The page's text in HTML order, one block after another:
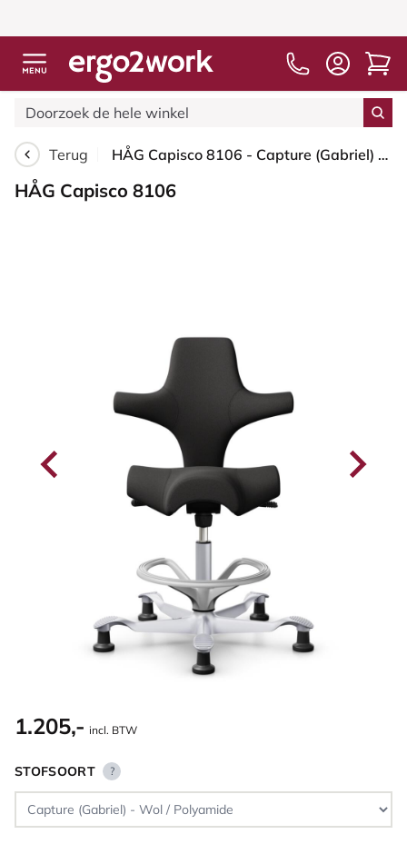
Terug HÅG Capisco 8106 - Capture (Gabriel) - Wol / Polyamide - CPT5501 - Charcoal - Blush Rose - 200 mm (Zithoogte 46-64mm) - Glijdoppen
HÅG Capisco 8106
1.205,- incl. BTW
STOFSOORT ?